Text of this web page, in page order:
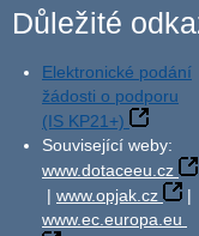
Důležité
Elektronické podání
žádosti o podporu
(IS KP21+)
Související weby:
www.dotaceeu.cz
| www.opjak.cz
|
www.ec.europa.eu